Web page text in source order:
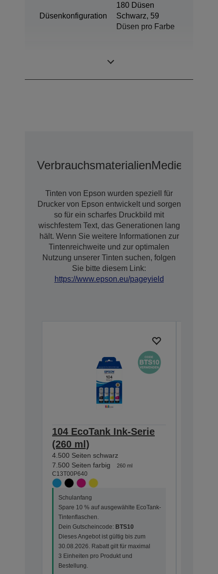
Düsenkonfiguration
180 Düsen
Schwarz, 59
Düsen pro Farbe
VerbrauchsmaterialienMedien
Tinten von Epson wurden speziell für
Drucker von Epson entwickelt und sorgen
so für ein scharfes Druckbild mit
wischfestem Text, das Generationen lang
hält. Wenn Sie weitere Informationen zur
Tintenreichweite und zur optimalen
Nutzung unserer Tinten suchen, folgen
Sie bitte diesem Link:
https://www.epson.eu/pageyield
104 EcoTank Ink-Serie
(260 ml)
4.500 Seiten schwarz
7.500 Seiten farbig
260 ml
C13T00P640
Schulanfang
Spare 10 % auf ausgewählte EcoTank-
Tintenflaschen.
Dein Gutscheincode: BTS10
Dieses Angebot ist gültig bis zum
30.08.2026. Rabatt gilt für maximal
3 Einheiten pro Produkt und
Bestellung.